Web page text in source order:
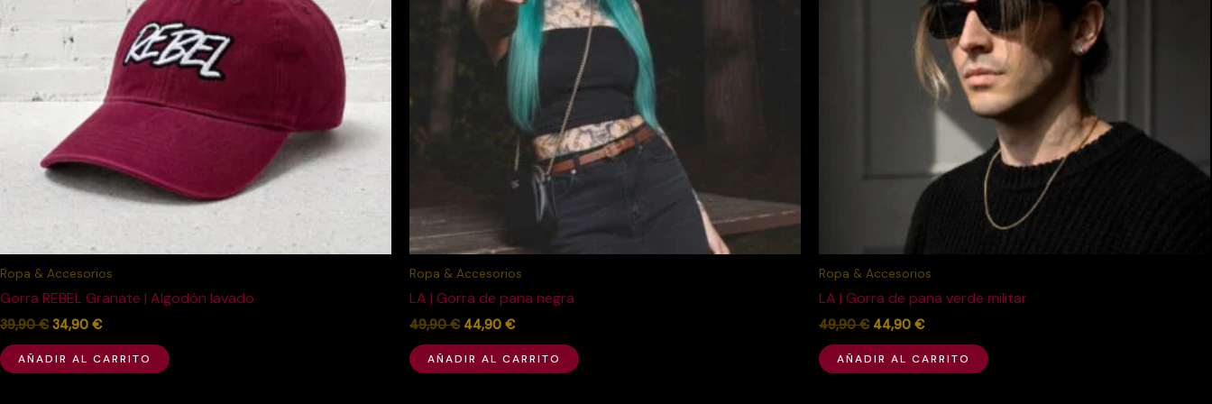
Ropa & Accesorios
Gorra REBEL Granate | Algodón lavado
39,90€ 34,90 €
AÑADIR AL CARRITO
Ropa & Accesorios
LA | Gorra de pana negra
49,90€ 44,90 €
AÑADIR AL CARRITO
Ropa & Accesorios
LA | Gorra de pana verde militar
49,90€ 44,90 €
AÑADIR AL CARRITO